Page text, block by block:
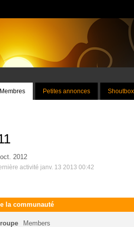
Membres Petites annonces Shoutbox
2012
activité janv. 13 2013 00:42
la communauté
Members